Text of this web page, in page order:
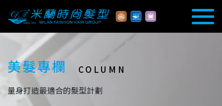
美髮專欄 COLUMN
量身打造最適合的髮型計劃